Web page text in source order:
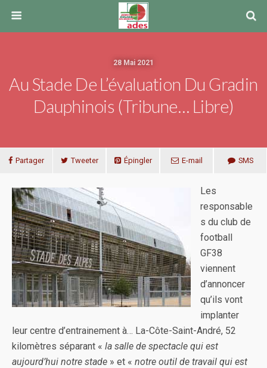
28 Mai 2021
Au Stade De L’évaluation Du Gradin
Dauphinois (Tribune… Libre)
Partager Tweeter Épingler E-mail SMS
Les
responsable
s du club de
football
GF38
viennent
d’annoncer
qu’ils vont
implanter
leur centre d’entrainement à… La-Côte-Saint-André, 52
kilomètres séparant « la salle de spectacle qui est
aujourd’hui notre stade » et « notre outil de travail qui est